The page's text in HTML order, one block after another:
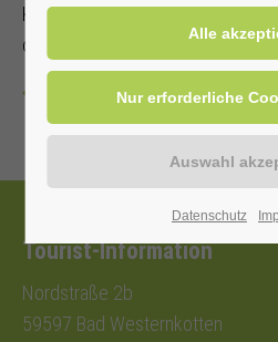
Kostenbeitrag mit gültiger Kur-/
ohne 5,00 €.
Tourist-Information
Nordstraße 2b
59597 Bad Westernkotten
Datenschutz